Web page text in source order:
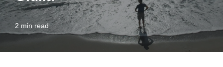
2 min read